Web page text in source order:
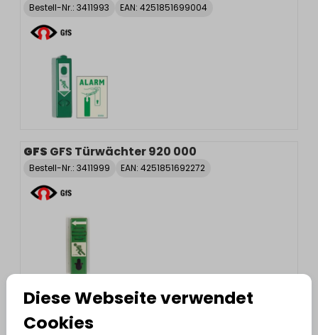
Bestell-Nr.: 3411993 EAN: 4251851699004
GFS GFS Türwächter 920 000
Bestell-Nr.: 3411999 EAN: 4251851692272
GFS Montageplatte für Türwächter 920
000
Diese Webseite verwendet
Cookies